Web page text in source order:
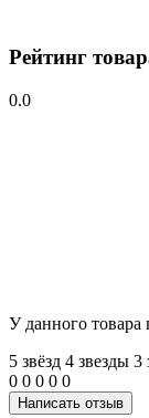
Рейтинг
0.0
У данного товара
5 звёзд 4 звeзды 3
0 0 0 0 0
Написать отзыв